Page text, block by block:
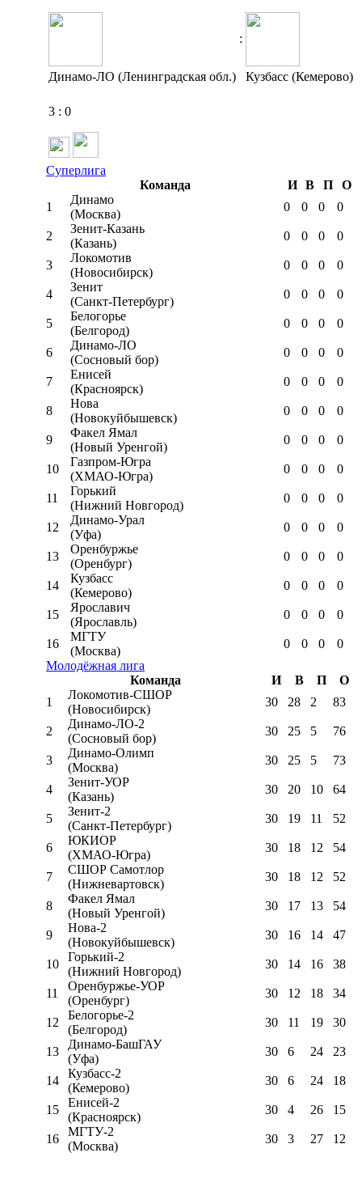
:
Динамо-ЛО (Ленинградская обл.) Кузбасс (Кемерово)
3 : 0
Суперлига
Команда
И В П
О
1
Динамо
(Москва)
0 0 0 0
2
Зенит-Казань
(Казань)
0 0 0 0
3
Локомотив
(Новосибирск)
0 0 0 0
4
Зенит
(Санкт-Петербург)
0 0 0 0
5
Белогорье
(Белгород)
0 0 0 0
6
Динамо-ЛО
(Сосновый бор)
0 0 0 0
7
Енисей
(Красноярск)
0 0 0 0
8
Нова
(Новокуйбышевск)
0 0 0 0
9
Факел Ямал
(Новый Уренгой)
0 0 0 0
10
Газпром-Югра
(ХМАО-Югра)
0 0 0 0
11
Горький
(Нижний Новгород)
0 0 0 0
12
Динамо-Урал
(Уфа)
0 0 0 0
13
Оренбуржье
(Оренбург)
0 0 0 0
14
Кузбасс
(Кемерово)
0 0 0 0
15
Ярославич
(Ярославль)
0 0 0 0
16
МГТУ
(Москва)
0 0 0
0
Молодёжная лига
Команда
И В П
О
1
Локомотив-CШОР
(Новосибирск)
30 28 2 83
2
Динамо-ЛО-2
(Сосновый бор)
30 25 5 76
3
Динамо-Олимп
(Москва)
30 25 5 73
4
Зенит-УОР
(Казань)
30 20 10 64
5
Зенит-2
(Санкт-Петербург)
30 19 11 52
6
ЮКИОР
(ХМАО-Югра)
30 18 12 54
7
СШОР Самотлор
(Нижневартовск)
30 18 12 52
8
Факел Ямал
(Новый Уренгой)
30 17 13 54
9
Нова-2
(Новокуйбышевск)
30 16 14 47
10
Горький-2
(Нижний Новгород)
30 14 16 38
11
Оренбуржье-УОР
(Оренбург)
30 12 18 34
12
Белогорье-2
(Белгород)
30 11 19 30
13
Динамо-БашГАУ
(Уфа)
30 6 24 23
14
Кузбасс-2
(Кемерово)
30 6 24 18
15
Енисей-2
(Красноярск)
30 4 26 15
16
МГТУ-2
(Москва)
30 3 27 12